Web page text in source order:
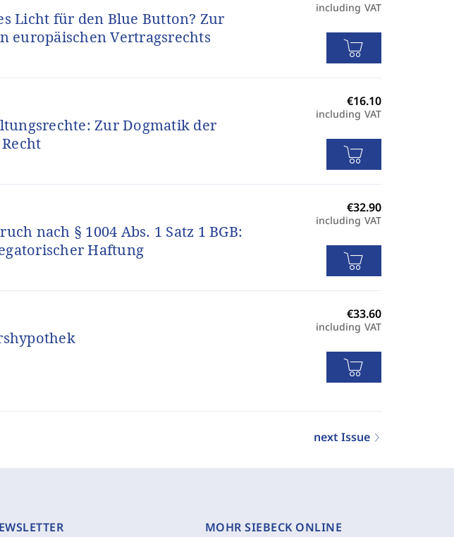
Licht für den Blue Button? Zur
europäischen Vertragsrechts
including VAT
Zur Dogmatik der
including VAT
nach § 1004 Abs. 1 Satz 1 BGB:
Haftung
including VAT
including VAT
next Issue
MOHR SIEBECK ONLINE